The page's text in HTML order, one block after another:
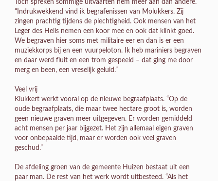
Toch spreken sommige uitvaarten hem meer aan dan andere.
“Indrukwekkend vind ik begrafenissen van Molukkers. Zij
zingen prachtig tijdens de plechtigheid. Ook mensen van het
Leger des Heils nemen een koor mee en ook dat klinkt goed.
We begraven hier soms met militaire eer en dan is er een
muziekkorps bij en een vuurpeloton. Ik heb mariniers begraven
en daar werd fluit en een trom gespeeld – dat ging me door
merg en been, een vreselijk geluid.”
Veel vrij
Klukkert werkt vooral op de nieuwe begraafplaats. “Op de
oude begraafplaats, die maar twee hectare groot is, worden
geen nieuwe graven meer uitgegeven. Er worden gemiddeld
acht mensen per jaar bijgezet. Het zijn allemaal eigen graven
voor onbepaalde tijd, maar er worden ook veel graven
geschud.”
De afdeling groen van de gemeente Huizen bestaat uit een
paar man. De rest van het werk wordt uitbesteed. “Als het